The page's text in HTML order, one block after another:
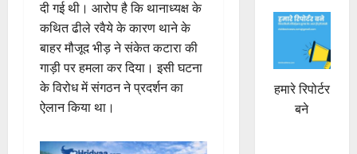
दी गई थी। आरोप है कि थानाध्यक्ष के
कथित ढीले रवैये के कारण थाने के
बाहर मौजूद भीड़ ने संकेत कटारा की
गाड़ी पर हमला कर दिया। इसी घटना
के विरोध में संगठन ने प्रदर्शन का
ऐलान किया था।
हमारे रिपोर्टर
बने